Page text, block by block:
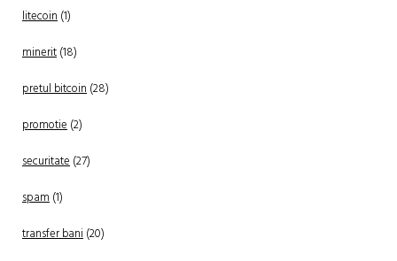
litecoin(1)
minerit(18)
pretul bitcoin(28)
promotie(2)
securitate(27)
spam(1)
transfer bani(20)